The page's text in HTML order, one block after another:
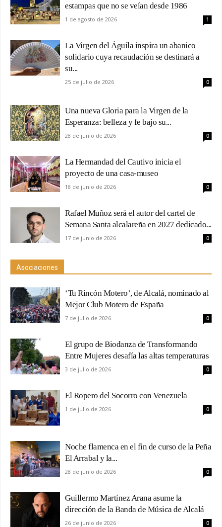
estampas que no se veían desde 1986
1 de agosto de 2026 1
La Virgen del Águila inspira un abanico
solidario cuya recaudación se destinará a
su...
25 de julio de 2026 0
Una nueva Gloria para la Virgen de la
Esperanza: belleza y fe bajo su...
28 de junio de 2026 0
La Hermandad del Cautivo inicia el
proyecto de una casa-museo
18 de junio de 2026 0
Rafael Muñoz será el autor del cartel de
Semana Santa alcalareña en 2027 dedicado...
17 de junio de 2026 0
Asociaciones
‘Tu Rincón Motero’, de Alcalá, nominado al
Mejor Club Motero de España
7 de julio de 2026 0
El grupo de Biodanza de Transformando
Entre Mujeres desafía las altas temperaturas
3 de julio de 2026 0
El Ropero del Socorro con Venezuela
1 de julio de 2026 0
Noche flamenca en el fin de curso de la Peña
El Arrabal y la...
28 de junio de 2026 0
Guillermo Martínez Arana asume la
dirección de la Banda de Música de Alcalá
26 de junio de 2026 0